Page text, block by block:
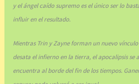
y el ángel caído supremo es el único ser lo
influir en el resultado.
Mientras Trin y Zayne forman un nuevo
desata el infierno en la tierra, el apocalipsis se
encuentra al borde del fin de los tiempos.